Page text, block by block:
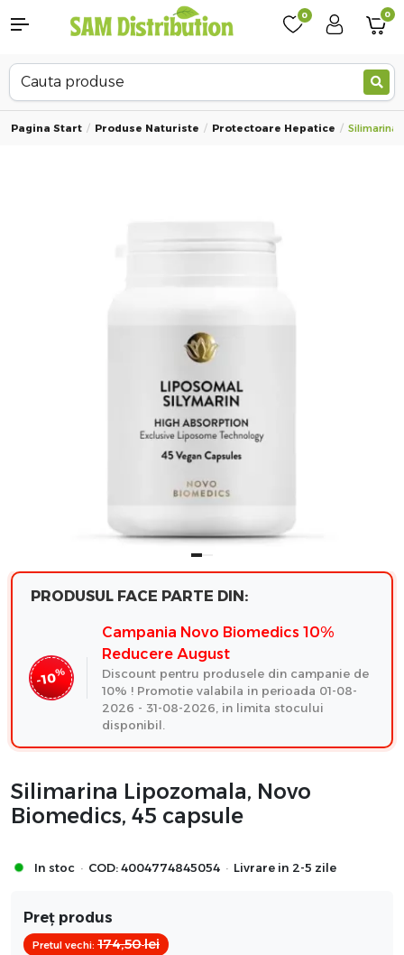
0 0
Pagina Start Produse Naturiste Protectoare Hepatice Silimarina
PRODUSUL FACE PARTE DIN:
-10%
Campania Novo Biomedics 10%
Reducere August
Discount pentru produsele din campanie de
10% ! Promotie valabila in perioada 01-08-
2026 - 31-08-2026, in limita stocului
disponibil.
Silimarina Lipozomala, Novo
Biomedics, 45 capsule
In stoc · COD: 4004774845054 · Livrare in 2-5 zile
Preț produs
Pretul vechi: 174,50lei